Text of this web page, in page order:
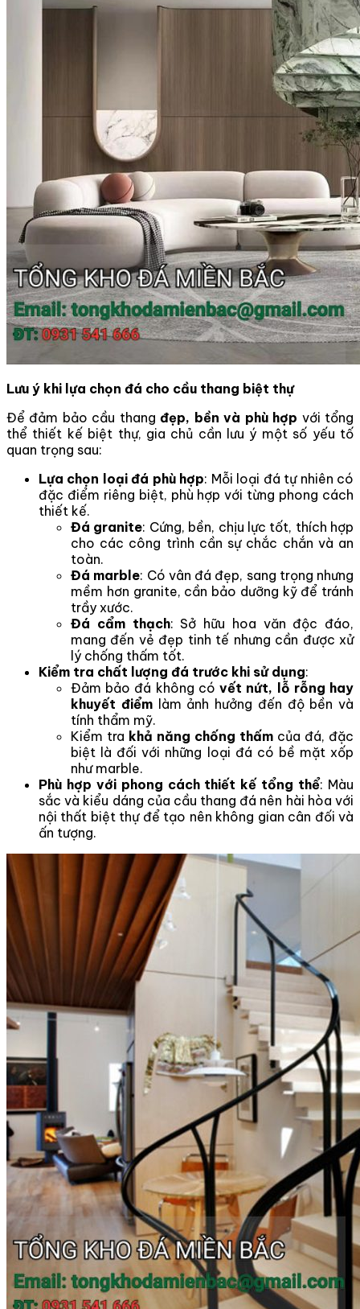
Lưu ý khi lựa chọn đá cho cầu thang biệt thự
Để đảm bảo cầu thangđẹp, bền và phù hợp với tổng
thể thiết kế biệt thự, gia chủ cần lưu ý một số yếu tố
quan trọng sau:
Lựa chọn loại đá phù hợp: Mỗi loại đá tự nhiên có
đặc điểm riêng biệt, phù hợp với từng phong cách
thiết kế.
Đá granite: Cứng, bền, chịu lực tốt, thích hợp
cho các công trình cần sự chắc chắn và an
toàn.
Đá marble: Có vân đá đẹp, sang trọng nhưng
mềm hơn granite, cần bảo dưỡng kỹ để tránh
trầy xước.
Đá cẩm thạch: Sở hữu hoa văn độc đáo,
mang đến vẻ đẹp tinh tế nhưng cần được xử
lý chống thấm tốt.
Kiểm tra chất lượng đá trước khi sử dụng:
Đảm bảo đá không cóvết nứt, lỗ rỗng hay
khuyết điểmlàm ảnh hưởng đến độ bền và
tính thẩm mỹ.
Kiểm tra khả năng chống thấm của đá, đặc
biệt là đối với những loại đá có bề mặt xốp
như marble.
Phù hợp với phong cách thiết kế tổng thể: Màu
sắc và kiểu dáng của cầu thang đá nên hài hòa với
nội thất biệt thự để tạo nên không gian cân đối và
ấn tượng.